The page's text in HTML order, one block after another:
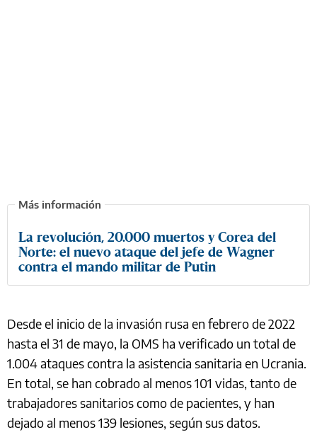
La revolución, 20.000 muertos y Corea del
Norte: el nuevo ataque del jefe de Wagner
contra el mando militar de Putin
Desde el inicio de la invasión rusa en febrero de 2022
hasta el 31 de mayo, la OMS ha verificado un total de
1.004 ataques contra la asistencia sanitaria en Ucrania.
En total, se han cobrado al menos 101 vidas, tanto de
trabajadores sanitarios como de pacientes, y han
dejado al menos 139 lesiones, según sus datos.